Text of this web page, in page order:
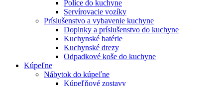
Police do kuchyne
Servírovacie vozíky
Príslušenstvo a vybavenie kuchyne
Doplnky a príslušenstvo do kuchyne
Kuchynské batérie
Kuchynské drezy
Odpadkové koše do kuchyne
Kúpeľne
Nábytok do kúpeľne
Kúpeľňové zostavy